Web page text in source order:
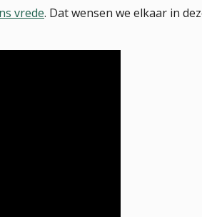
vrede. Dat wensen we elkaar in